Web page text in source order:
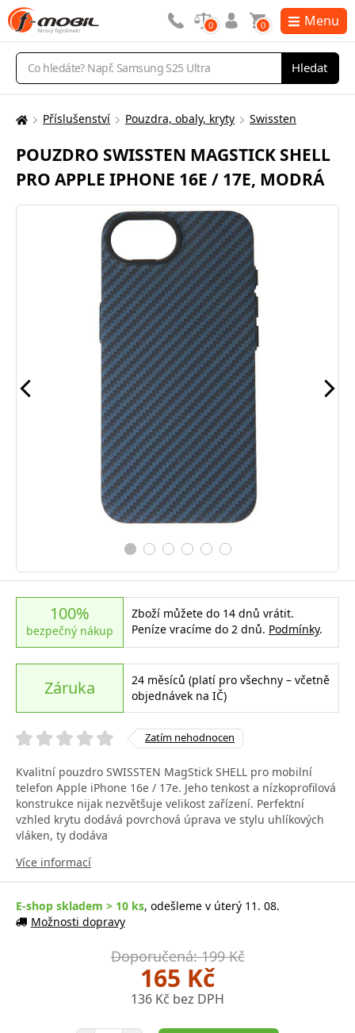
Vyhledávání
Hledat
0 0 Menu
Zde
nacházíte:
Příslušenství Pouzdra, obaly, kryty Swissten
POUZDRO SWISSTEN MAGSTICK SHELL
PRO APPLE IPHONE 16E / 17E, MODRÁ
100%
bezpečný nákup
Zboží můžete do 14 dnů vrátit.
Peníze vracíme do 2 dnů. Podmínky.
Záruka
24 měsíců (platí pro všechny – včetně
objednávek na IČ)
Zatím nehodnocen
Kvalitní pouzdro SWISSTEN MagStick SHELL pro mobilní
telefon Apple iPhone 16e / 17e. Jeho tenkost a nízkoprofilová
konstrukce nijak nezvětšuje velikost zařízení. Perfektní
vzhled krytu dodává povrchová úprava ve stylu uhlíkových
vláken, ty dodáva
Více informací
E-shop skladem > 10 ks, odešleme v úterý 11. 08.
Možnosti dopravy
Doporučená: 199 Kč
165 Kč
136 Kč bez DPH